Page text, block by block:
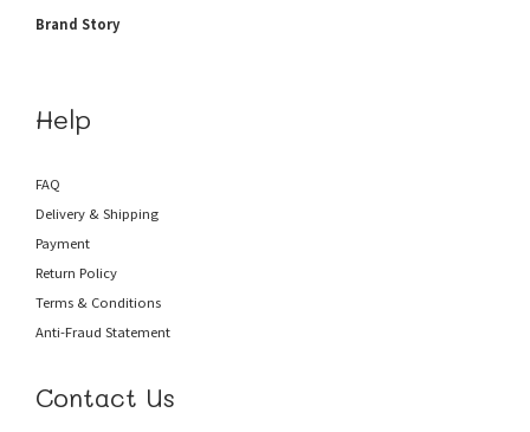
Brand Story
Help
FAQ
Delivery & Shipping
Payment
Return Policy
Terms & Conditions
Anti-Fraud Statement
Contact Us